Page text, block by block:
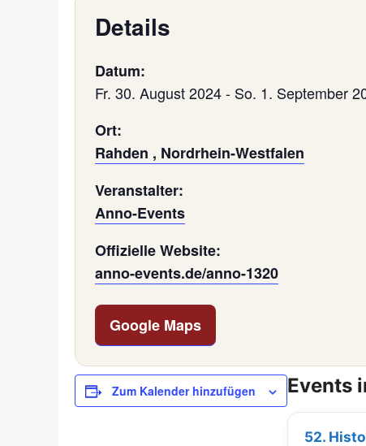
Details
Datum:
Fr. 30. August 2024- So. 1. September
Ort:
Rahden , Nordrhein-Westfalen
Veranstalter:
Anno-Events
Offizielle Website:
anno-events.de/anno-1320
Google Maps
Zum Kalender hinzufügen Events
52.